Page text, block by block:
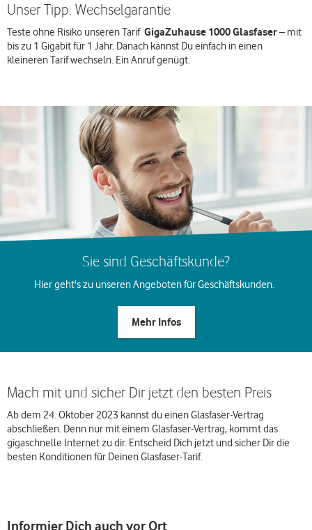
Unser Tipp: Wechselgarantie
Teste ohne Risiko unseren Tarif GigaZuhause 1000 Glasfaser– mit
bis zu 1 Gigabit für 1 Jahr. Danach kannst Du einfach in einen
kleineren Tarif wechseln. Ein Anruf genügt.
Sie sind Geschäftskunde?
Hier geht's zu unseren Angeboten für Geschäftskunden.
Mehr Infos
Mach mit und sicher Dir jetzt den besten Preis
Ab dem 24. Oktober 2023 kannst du einen Glasfaser-Vertrag
abschließen. Denn nur mit einem Glasfaser-Vertrag, kommt das
gigaschnelle Internet zu dir. Entscheid Dich jetzt und sicher Dir die
besten Konditionen für Deinen Glasfaser-Tarif.
Informier Dich auch vor Ort